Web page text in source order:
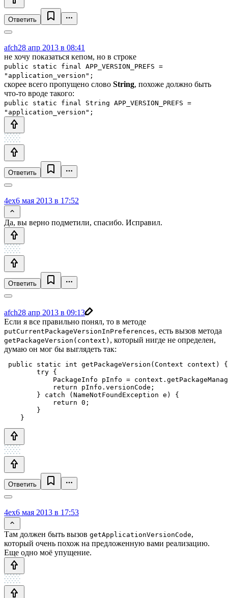
Ответить
afch28 апр 2013 в 08:41
не хочу показаться кепом, но в строке
public static final APP_VERSION_PREFS =
"application_version";
скорее всего пропущено слово String, похоже должно быть
что-то вроде такого:
public static final String APP_VERSION_PREFS =
"application_version";
Ответить
4ex6 мая 2013 в 17:52
Да, вы верно подметили, спасибо. Исправил.
Ответить
afch28 апр 2013 в 09:13
Если я все правильно понял, то в методе
putCurrentPackageVersionInPreferences, есть вызов метода
getPackageVersion(context) , который нигде не определен,
думаю он мог бы выглядеть так:
public static int getPackageVersion(Context context) {
        try {
PackageInfo pInfo =
            return pInfo.versionCode;
        } catch (NameNotFoundException e) {
            return 0;
        }
Ответить
4ex6 мая 2013 в 17:53
Там должен быть вызов getApplicationVersionCode,
который очень похож на предложенную вами реализацию.
Еще одно моё упущение.